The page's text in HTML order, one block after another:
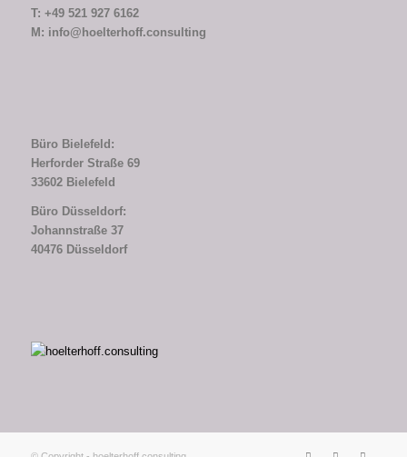
T: +49 521 927 6162
M: info@hoelterhoff.consulting
Büro Bielefeld:
Herforder Straße 69
33602 Bielefeld
Büro Düsseldorf:
Johannstraße 37
40476 Düsseldorf